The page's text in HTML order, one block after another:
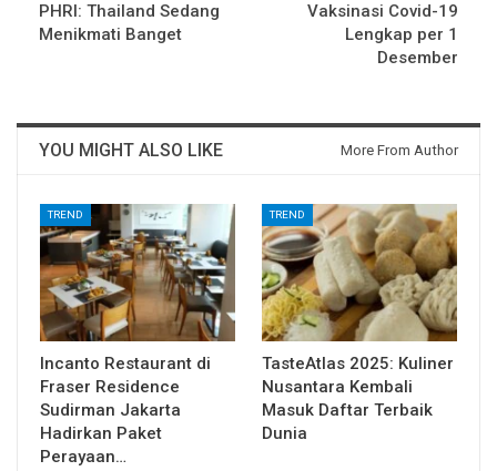
PHRI: Thailand Sedang
Menikmati Banget
Vaksinasi Covid-19
Lengkap per 1
Desember
YOU MIGHT ALSO LIKE More From Author
TREND
Incanto Restaurant di
Fraser Residence
Sudirman Jakarta
Hadirkan Paket
Perayaan…
TREND
TasteAtlas 2025: Kuliner
Nusantara Kembali
Masuk Daftar Terbaik
Dunia